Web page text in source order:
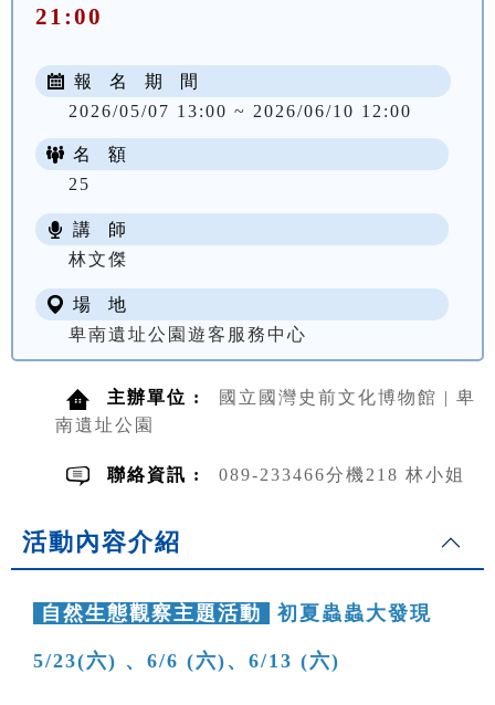
21:00
報 名 期 間
2026/05/07 13:00 ~ 2026/06/10 12:00
名 額
25
講 師
林文傑
場 地
卑南遺址公園遊客服務中心
主辦單位 :
國立國灣史前文化博物館 | 卑
南遺址公園
聯絡資訊 : 089-233466分機218 林小姐
活動內容介紹
自然生態觀察主題活動 初夏蟲蟲大發現
5/23(六) 、6/6 (六)、6/13 (六)